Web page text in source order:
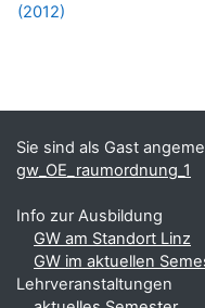
(2012)
Sie sind als Gast
gw_OE_raumordnung_1
Info zur Ausbildung
GW am Standort Linz
GW im aktuellen
Lehrveranstaltungen